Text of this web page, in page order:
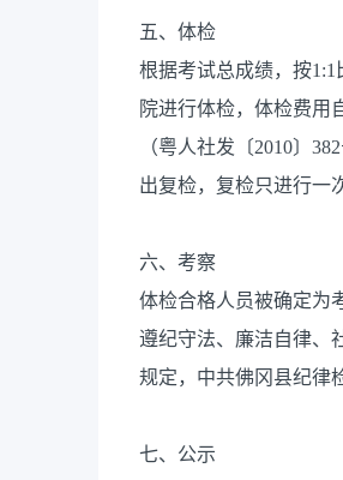
五、体检
根据考试总成绩，按
院进行体检，体检费用
（粤人社发〔2010〕
出复检，复检只进行一
六、考察
体检合格人员被确定为
遵纪守法、廉洁自律、
规定，中共佛冈县纪律
七、公示